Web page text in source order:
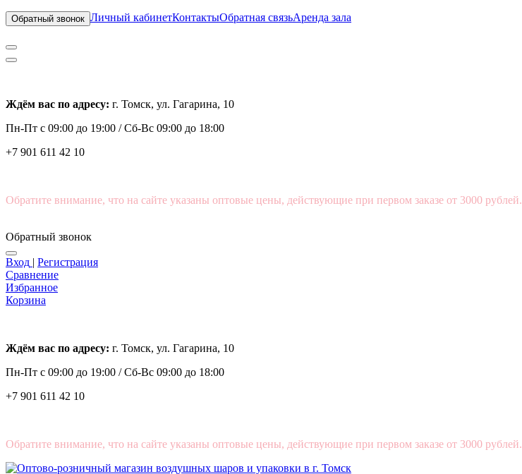
Обратный звонок Личный кабинетКонтактыОбратная связьАренда зала
Ждём вас по адресу: г. Томск, ул. Гагарина, 10
Пн-Пт с 09:00 до 19:00 /Сб-Вс 09:00 до 18:00
+7 901 611 42 10
Обратите внимание, что на сайте указаны оптовые цены, действующие при первом заказе от 3000 рублей.
Обратный звонок
Вход | Регистрация
Сравнение
Избранное
Корзина
Ждём вас по адресу: г. Томск, ул. Гагарина, 10
Пн-Пт с 09:00 до 19:00 /Сб-Вс 09:00 до 18:00
+7 901 611 42 10
Обратите внимание, что на сайте указаны оптовые цены, действующие при первом заказе от 3000 рублей.